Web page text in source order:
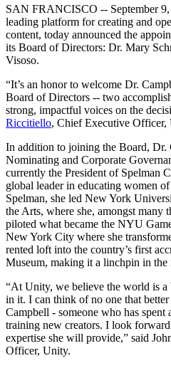
Unity
LiveOps
Анализ после запуска и
Привлечение пользователей
Будьте замечены и привлекайте
Встроенные покупки
Управляйте IAP в магазинах и
Монетизация
Соединяйте игроков с
Рекламируйте с помощью Unity
Unity
Примеры использования
Мобильные игры
Инди-игры
Выпускайте большие игры с
XR-игры
Торговля
Преобразовать опыт в магазине
Увеличьте инновации и
Посмотреть все отрасли
Дополнительная информация
Истории успеха
Истории успеха из реальной
Руководства по лучшим
Советы и хитрости от экспертов
Демонстрационные проекты
Все ресурсы
Что нового
Блог
Обновления, информация и
Новости
Новости, истории и пресс-центр
Присоединяйтесь к
Награды Unity
Празднование Unity-креаторов
Практические руководства
Практические советы и лучшие
Образование
Для студентов
Запустите свою карьеру
Для преподавателей
Улучшите свое преподавание
Лицензия Education Grant
Принесите мощь Unity в ваше
Программы сертификации
Докажите свое мастерство в
SAN FRANCISCO -- September
leading platform for creating and
content, today announced the
its Board of Directors: Dr. Mary
Visoso.
“It’s an honor to welcome Dr.
Board of Directors -- two
strong, impactful voices on the
Riccitiello, Chief Executive Officer,
In addition to joining the Board, Dr.
Nominating and Corporate
currently the President of Spelman
global leader in educating women
Spelman, she led New York
the Arts, where she, amongst many
piloted what became the NYU
New York City where she
rented loft into the country’s first
Museum, making it a linchpin in
“At Unity, we believe the world is a
in it. I can think of no one that
Campbell - someone who has spent
training new creators. I look
expertise she will provide,” said
Officer, Unity.